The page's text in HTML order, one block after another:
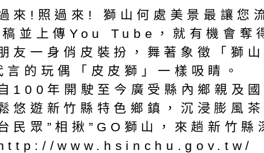
!照過來! 獅山何處美景最讓您
並上傳You Tube，就有機會奪
友一身俏皮裝扮，舞著象徵「獅
的玩偶「皮皮獅」一樣吸睛。
100年開駛至今廣受縣內鄉親及
悠遊新竹縣特色鄉鎮，沉浸膨風
民眾”相揪”GO獅山，來趟新竹縣
http://www.hsinchu.gov.tw/